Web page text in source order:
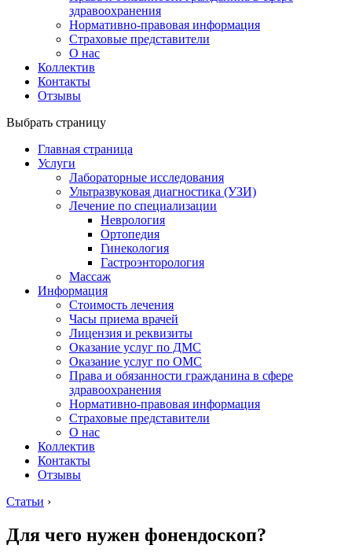
здравоохранения
Нормативно-правовая информация
Страховые представители
О нас
Коллектив
Контакты
Отзывы
Выбрать страницу
Главная страница
Услуги
Лабораторные исследования
Ультразвуковая диагностика (УЗИ)
Лечение по специализации
Неврология
Ортопедия
Гинекология
Гастроэнторология
Массаж
Информация
Стоимость лечения
Часы приема врачей
Лицензия и реквизиты
Оказание услуг по ДМС
Оказание услуг по ОМС
Права и обязанности гражданина в сфере
здравоохранения
Нормативно-правовая информация
Страховые представители
О нас
Коллектив
Контакты
Отзывы
Статьи ›
Для чего нужен фонендоскоп?